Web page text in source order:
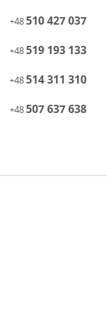
+48510 427 037
+48519 193 133
+48514 311 310
+48507 637 638